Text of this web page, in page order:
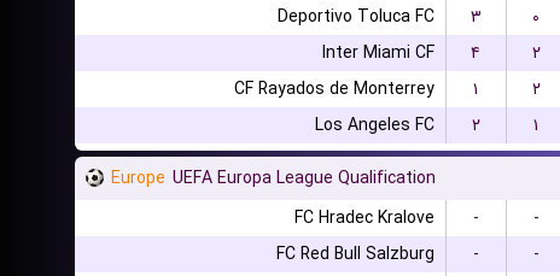
Deportivo Toluca FC
۳ ۰
Inter Miami CF
۴ ۲
CF Rayados de Monterrey
۱ ۲
Los Angeles FC
۲ ۱
Europe UEFA Europa League Qualification
FC Hradec Kralove
- -
FC Red Bull Salzburg
- -